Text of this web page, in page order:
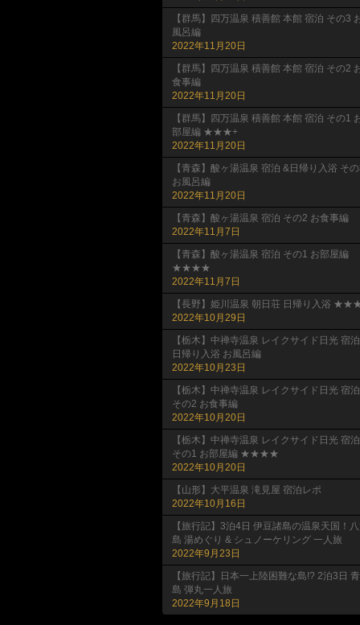
【群馬】四万温泉 積善館 本館 宿泊 その3
風呂編
2022年11月20日
【群馬】四万温泉 積善館 本館 宿泊 その2
食事編
2022年11月20日
【群馬】四万温泉 積善館 本館 宿泊 その1
部屋編 ★★★+
2022年11月20日
【青森】酸ヶ湯温泉 宿泊 &日帰り入浴 そ
お風呂編
2022年11月20日
【青森】酸ヶ湯温泉 宿泊 その2 お食事編
2022年11月7日
【青森】酸ヶ湯温泉 宿泊 その1 お部屋編
★★★★
2022年11月7日
【長野】姫川温泉 朝日荘 日帰り入浴
2022年10月29日
【栃木】中禅寺温泉 レイクサイド日光 宿
日帰り入浴 お風呂編
2022年10月23日
【栃木】中禅寺温泉 レイクサイド日光 宿泊
その2 お食事編
2022年10月20日
【栃木】中禅寺温泉 レイクサイド日光 宿泊
その1 お部屋編 ★★★★
2022年10月20日
【山形】大平温泉 滝見屋 宿泊レポ
2022年10月16日
【旅行記】3泊4日 伊豆諸島の温泉天国！
島 湯めぐり & シュノーケリング 一人旅
2022年9月23日
【旅行記】日本一上陸困難な島!? 2泊3日
島 弾丸一人旅
2022年9月18日